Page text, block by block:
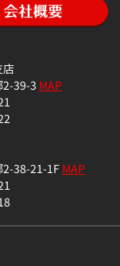
店
2-39-3 MAP
2-38-21-1FMAP